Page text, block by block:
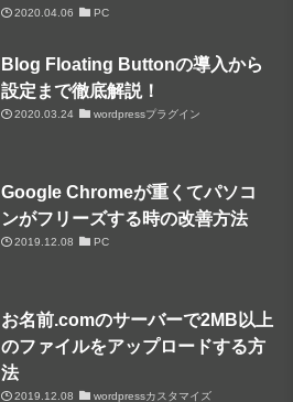
2020.04.06 PC
Blog Floating Buttonの導入から
設定まで徹底解説！
2020.03.24 wordpressプラグイン
Google Chromeが重くてパソコ
ンがフリーズする時の改善方法
2019.12.08 PC
お名前.comのサーバーで2MB以上
のファイルをアップロードする方
法
2019.12.08 wordpressカスタマイズ